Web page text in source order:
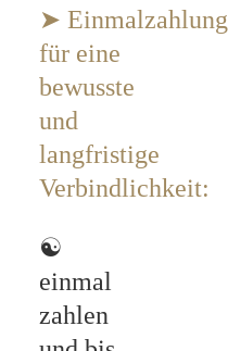
➤ Einmalzahlung
für eine
bewusste
und
langfristige
Verbindlichkeit:
☯
einmal
zahlen